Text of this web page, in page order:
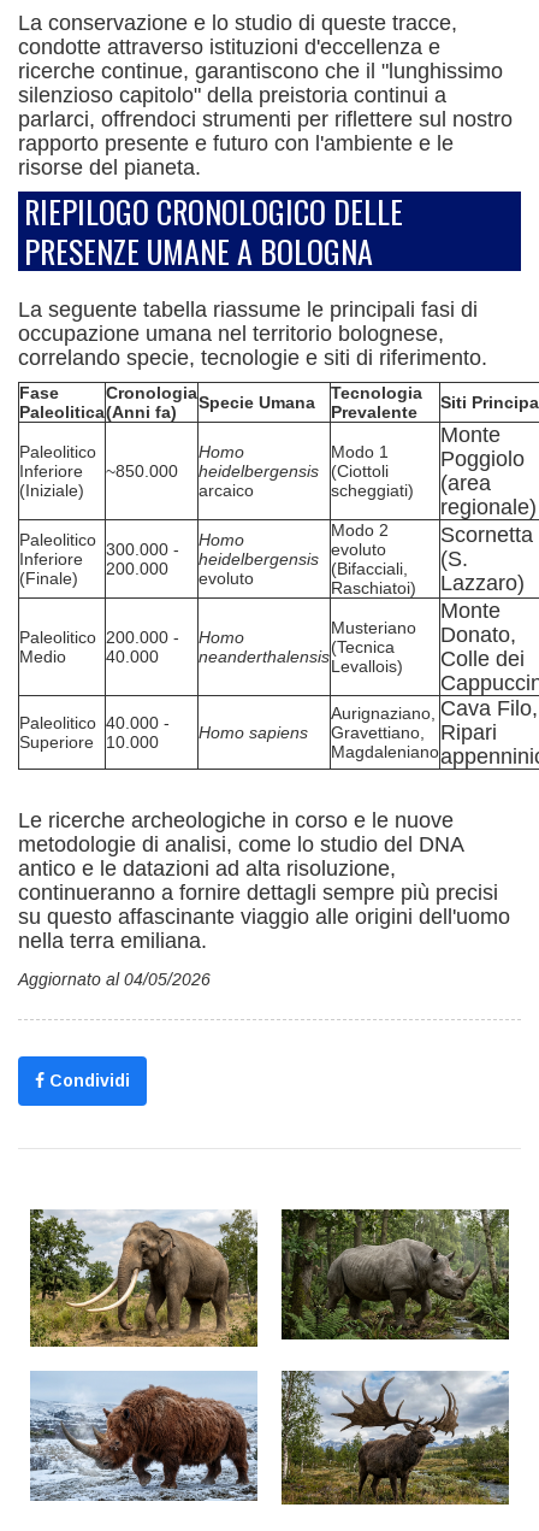
La conservazione e lo studio di queste tracce,
condotte attraverso istituzioni d'eccellenza e
ricerche continue, garantiscono che il "lunghissimo
silenzioso capitolo" della preistoria continui a
parlarci, offrendoci strumenti per riflettere sul nostro
rapporto presente e futuro con l'ambiente e le
risorse del pianeta.
RIEPILOGO CRONOLOGICO DELLE
PRESENZE UMANE A BOLOGNA
La seguente tabella riassume le principali fasi di
occupazione umana nel territorio bolognese,
correlando specie, tecnologie e siti di riferimento.
Fase
Paleolitica
Cronologia
(Anni fa)
Specie Umana
Tecnologia
Prevalente
Siti
Paleolitico
Inferiore
(Iniziale)
~850.000
Homo
heidelbergensis
arcaico
Modo 1
(Ciottoli
scheggiati)
Monte
Poggiolo
(area
regionale)
Paleolitico
Inferiore
(Finale)
300.000 -
200.000
Homo
heidelbergensis
evoluto
Modo 2
evoluto
(Bifacciali,
Raschiatoi)
Scornetta
(S.
Lazzaro)
Paleolitico
Medio
200.000 -
40.000
Homo
neanderthalensis
Musteriano
(Tecnica
Levallois)
Monte
Donato,
Colle dei
Paleolitico
Superiore
40.000 -
10.000
Homo sapiens
Aurignaziano,
Gravettiano,
Magdaleniano
Cava Filo,
Ripari
Le ricerche archeologiche in corso e le nuove
metodologie di analisi, come lo studio del DNA
antico e le datazioni ad alta risoluzione,
continueranno a fornire dettagli sempre più precisi
su questo affascinante viaggio alle origini dell'uomo
nella terra emiliana.
Aggiornato al 04/05/2026
Condividi